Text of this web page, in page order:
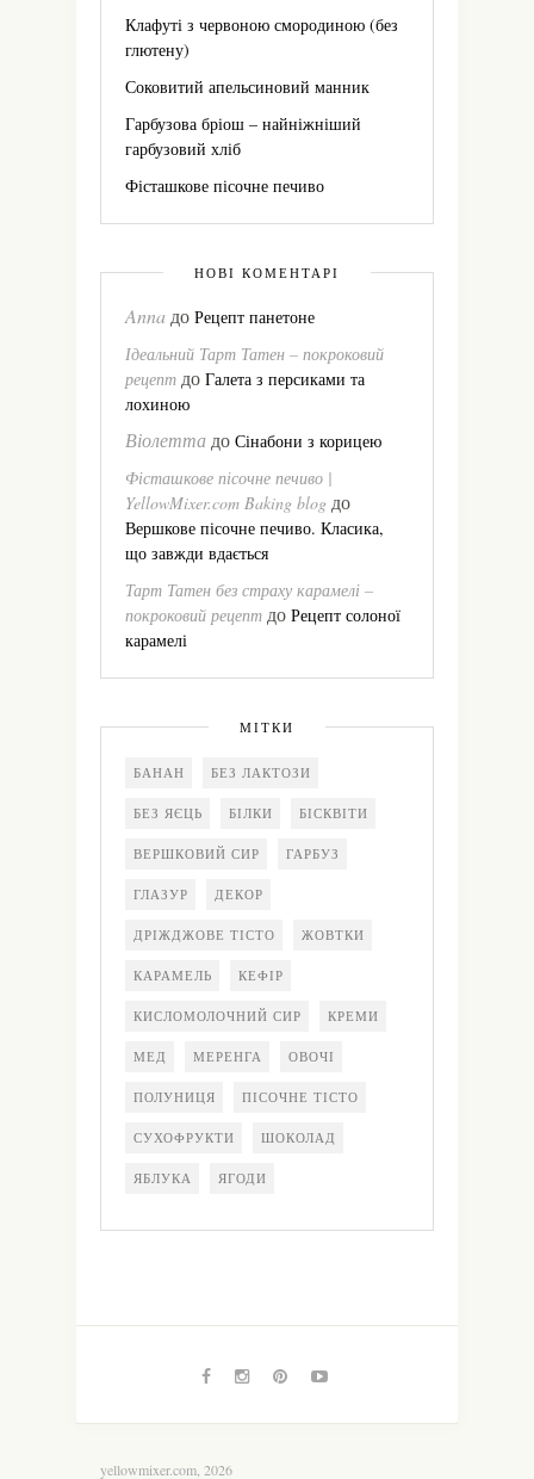
Клафуті з червоною смородиною (без
глютену)
Соковитий апельсиновий манник
Гарбузова бріош – найніжніший
гарбузовий хліб
Фісташкове пісочне печиво
НОВІ КОМЕНТАРІ
Anna до Рецепт панетоне
Ідеальний Тарт Татен – покроковий
рецепт до Галета з персиками та
лохиною
Віолетта до Сінабони з корицею
Фісташкове пісочне печиво |
YellowMixer.com Baking blog до
Вершкове пісочне печиво. Класика,
що завжди вдається
Тарт Татен без страху карамелі –
покроковий рецепт до Рецепт солоної
карамелі
МІТКИ
БАНАН БЕЗ ЛАКТОЗИ
БЕЗ ЯЄЦЬ БІЛКИ БІСКВІТИ
ВЕРШКОВИЙ СИР ГАРБУЗ
ГЛАЗУР ДЕКОР
ДРІЖДЖОВЕ ТІСТО ЖОВТКИ
КАРАМЕЛЬ КЕФІР
КИСЛОМОЛОЧНИЙ СИР КРЕМИ
МЕД МЕРЕНГА ОВОЧІ
ПОЛУНИЦЯ ПІСОЧНЕ ТІСТО
СУХОФРУКТИ ШОКОЛАД
ЯБЛУКА ЯГОДИ
yellowmixer.com, 2026